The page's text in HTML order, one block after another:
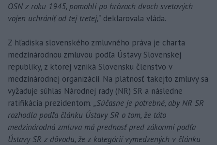
OSN z roku 1945, pomohli po hrôzach dvoch svetových
vojen uchrániť od tej tretej,“ deklarovala vláda.
Z hľadiska slovenského zmluvného práva je charta
medzinárodnou zmluvou podľa Ústavy Slovenskej
republiky, z ktorej vzniká Slovensku členstvo v
medzinárodnej organizácii. Na platnosť takejto zmluvy sa
vyžaduje súhlas Národnej rady (NR) SR a následne
ratifikácia prezidentom. „Súčasne je potrebné, aby NR SR
rozhodla podľa článku Ústavy SR o tom, že táto
medzinárodná zmluva má prednosť pred zákonmi podľa
Ústavy SR z dôvodu, že z kategórií vymedzených v článku